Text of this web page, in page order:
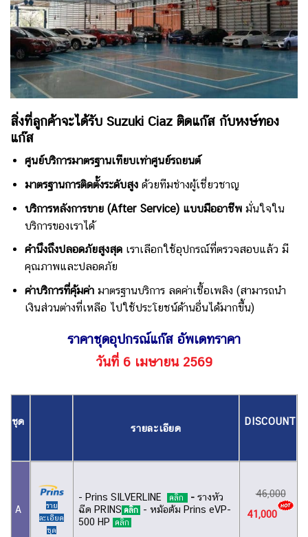
สิ่งที่ลูกค้าจะได้รับ Suzuki Ciaz ติดแก๊ส กับหงษ์ทอง
แก๊ส
ศูนย์บริการมาตรฐานเทียบเท่าศูนย์รถยนต์
มาตรฐานการติดตั้งระดับสูงด้วยทีมช่างผู้เชี่ยวชาญ
บริการหลังการขาย (After Service) แบบมืออาชีพมั่นใจใน
บริการของเราได้
คำนึงถึงปลอดภัยสูงสุดเราเลือกใช้อุปกรณ์ที่ตรวจสอบแล้ว มี
คุณภาพและปลอดภัย
ค่าบริการที่คุ้มค่ามาตรฐานบริการ ลดค่าเชื้อเพลิง (สามารถนำ
เงินส่วนต่างที่เหลือ ไปใช้ประโยชน์ด้านอื่นได้มากขึ้น)
ราคาชุดอุปกรณ์แก๊ส อัพเดทราคา
วันที่ 6 เมษายน 2569
ชุด
รายละเอียด
DISCOUNT
A
ราย
ละเอียด
ชุด
- Prins SILVERLINE คลิก - รางหัว
ฉีด PRINS คลิก - หม้อต้ม Prins eVP-
500 HP คลิก
46,000
41,000